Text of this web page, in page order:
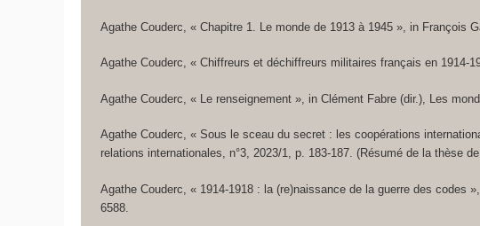
Agathe Couderc, « Chapitre 1. Le monde de 1913 à 1945 », in François
Agathe Couderc, « Chiffreurs et déchiffreurs militaires français en 1914-
Agathe Couderc, « Le renseignement », in Clément Fabre (dir.), Les
Agathe Couderc, « Sous le sceau du secret : les coopérations
relations internationales, n°3, 2023/1, p. 183-187. (Résumé de la thèse
Agathe Couderc, « 1914-1918 : la (re)naissance de la guerre des codes
6588.